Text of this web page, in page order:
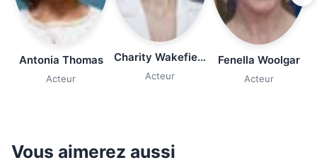
Antonia Thomas
Acteur
Charity Wakefield
Acteur
Fenella Woolgar
Acteur
Vous aimerez aussi